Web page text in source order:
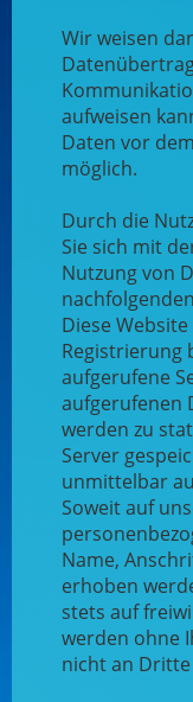
Wir weisen
aufweisen
Daten vor
möglich.
Durch die
Sie sich mit
Nutzung von
Diese
Registrierung
aufgerufene
aufgerufenen
werden zu
Server
unmittelbar
Soweit auf
Name,
erhoben
stets auf
werden ohne
nicht an